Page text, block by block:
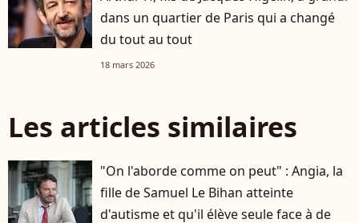
dans un quartier de Paris qui a changé
du tout au tout
18 mars 2026
Les articles similaires
"On l'aborde comme on peut" : Angia, la
fille de Samuel Le Bihan atteinte
d'autisme et qu'il élève seule face à de